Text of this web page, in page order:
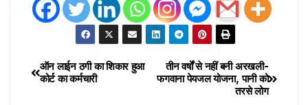
तीन वर्षों से नहीं बनी अरखली-
फगवाना पेयजल योजना, पानी को
तरसे लोग
ऑन लाईन ठगी का शिकार हुआ
कोर्ट का कर्मचारी